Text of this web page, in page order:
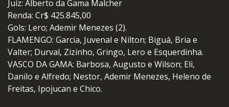
Juiz: Alberto da Gama Malcher
Renda: Cr$ 425.845,00
Gols: Lero; Ademir Menezes (2).
FLAMENGO: Garcia, Juvenal e Nilton; Biguá, Bria e
Valter; Durval, Zizinho, Gringo, Lero e Esquerdinha.
VASCO DA GAMA: Barbosa, Augusto e Wilson; Eli,
Danilo e Alfredo; Nestor, Ademir Menezes, Heleno de
Freitas, Ipojucan e Chico.